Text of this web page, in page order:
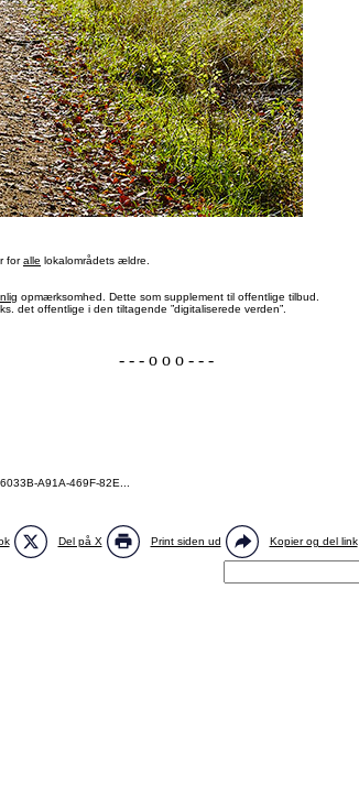
foralle lokalområdets ældre.
opmærksomhed. Dette som supplement til offentlige tilbud.
det offentlige i den tiltagende ”digitaliserede verden”.
- - - o o o - - -
A91A-469F-82E...
Del på X Print siden ud Kopier og del link